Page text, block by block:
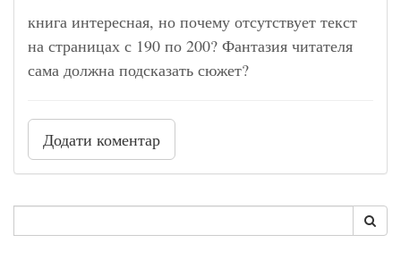
книга интересная, но почему отсутствует текст
на страницах с 190 по 200? Фантазия читателя
сама должна подсказать сюжет?
Додати коментар